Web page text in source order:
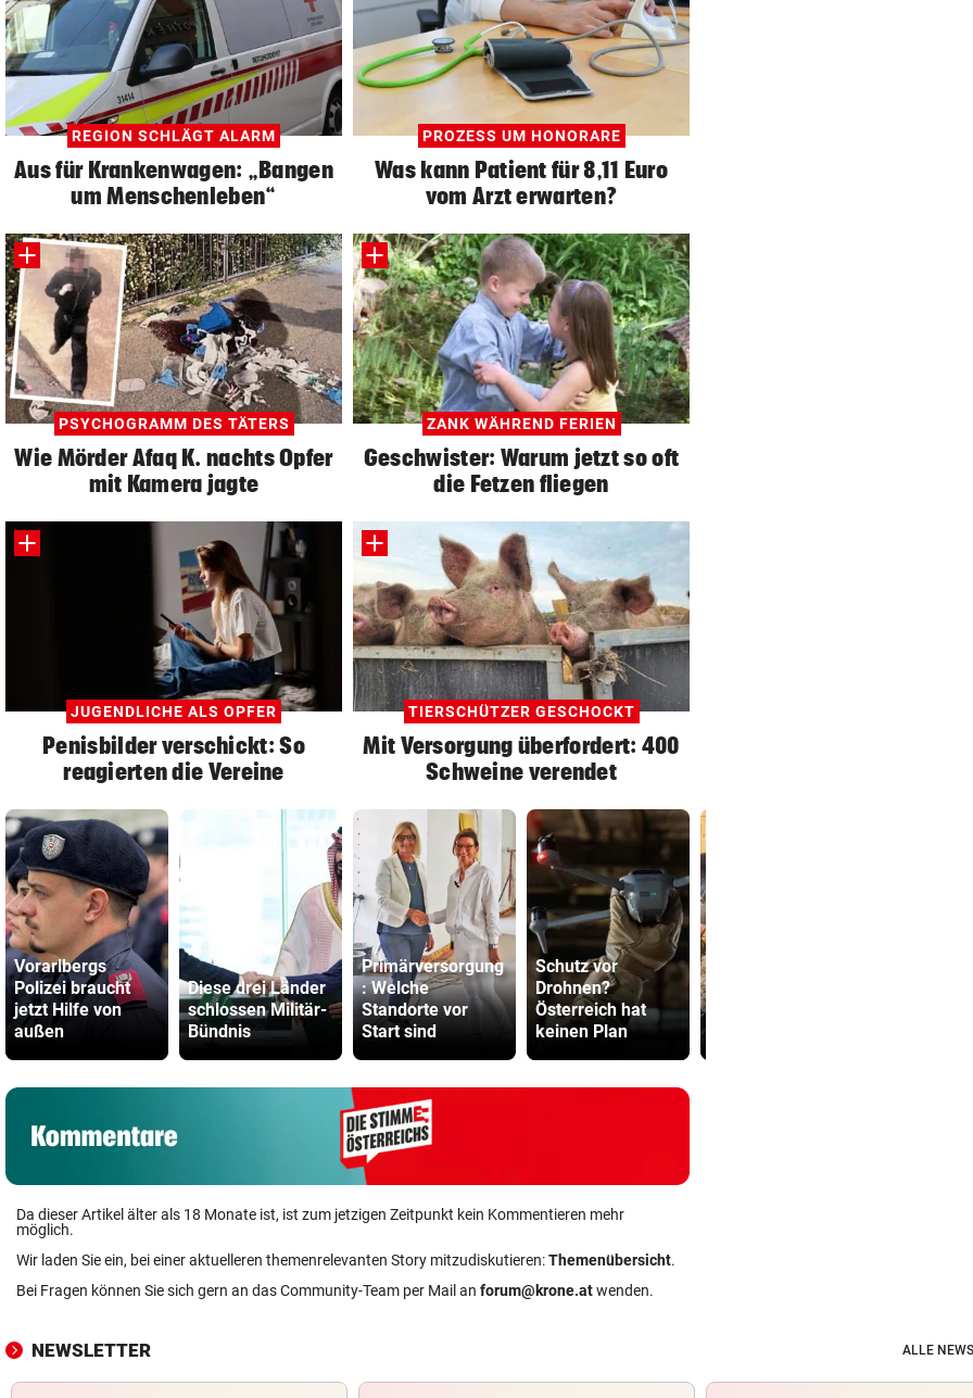
REGION SCHLÄGT ALARM
Aus für Krankenwagen: „Bangen
um Menschenleben“
PROZESS UM HONORARE
Was kann Patient für 8,11 Euro
vom Arzt erwarten?
PSYCHOGRAMM DES TÄTERS
Wie Mörder Afaq K. nachts Opfer
mit Kamera jagte
ZANK WÄHREND FERIEN
Geschwister: Warum jetzt so oft
die Fetzen fliegen
JUGENDLICHE ALS OPFER
Penisbilder verschickt: So
reagierten die Vereine
TIERSCHÜTZER GESCHOCKT
Mit Versorgung überfordert: 400
Schweine verendet
Vorarlbergs
Polizei braucht
jetzt Hilfe von
außen
Diese drei Länder
schlossen Militär-
Bündnis
Primärversorgung
: Welche
Standorte vor
Start sind
Schutz vor
Drohnen?
Österreich hat
keinen Plan
Da dieser Artikel älter als 18 Monate ist, ist zum jetzigen Zeitpunkt kein Kommentieren mehr
möglich.
Wir laden Sie ein, bei einer aktuelleren themenrelevanten Story mitzudiskutieren:Themenübersicht.
Bei Fragen können Sie sich gern an das Community-Team per Mail an forum@krone.atwenden.
NEWSLETTER ALLE